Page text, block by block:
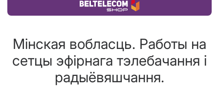
Купіць тавар
Мінская вобласць. Работы на
сетцы эфірнага тэлебачання і
радыёвяшчання.